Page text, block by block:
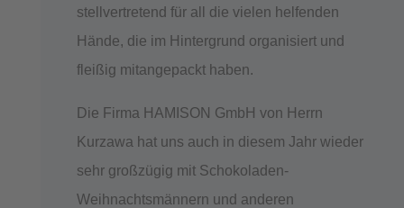
stellvertretend für all die vielen helfenden
Hände, die im Hintergrund organisiert und
fleißig mitangepackt haben.
Die Firma HAMISON GmbH von Herrn
Kurzawa hat uns auch in diesem Jahr wieder
sehr großzügig mit Schokoladen-
Weihnachtsmännern und anderen